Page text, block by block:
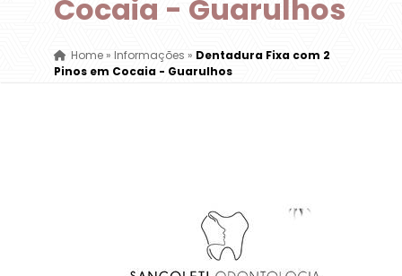
Cocaia - Guarulhos
Home» Informações » Dentadura Fixa com 2
Pinos em Cocaia - Guarulhos